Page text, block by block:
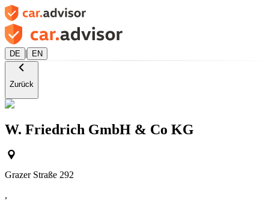
DE | EN
Zurück
W. Friedrich GmbH & Co KG
Grazer Straße 292
,